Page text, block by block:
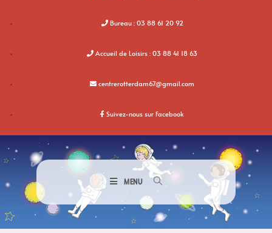
Bureau : 03 88 61 20 92
Accueil de Loisirs : 03 88 41 18 63
centrerotterdam67@gmail.com
Suivez-nous sur Facebook
MENU